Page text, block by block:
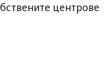
центрове